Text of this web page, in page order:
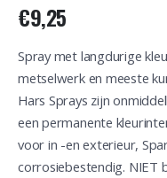
€9,25
Spray met langdurige
metselwerk en meeste
Hars Sprays zijn
een permanente
voor in -en exterieur,
corrosiebestendig. NIET